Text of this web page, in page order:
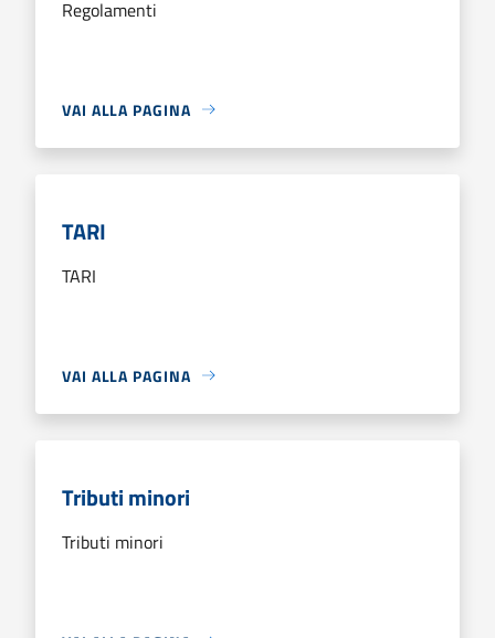
Regolamenti
VAI ALLA PAGINA
TARI
TARI
VAI ALLA PAGINA
Tributi minori
Tributi minori